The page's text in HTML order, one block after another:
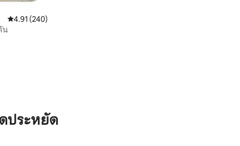
คะแนนเฉลี่ย 4.91 จาก 5, 240 รีวิว
4.91 (240)
น
ประหยัด